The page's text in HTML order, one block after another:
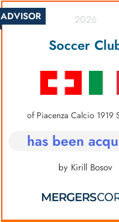
ADVISOR 2026
Soccer
has been
by Kirill Bosov